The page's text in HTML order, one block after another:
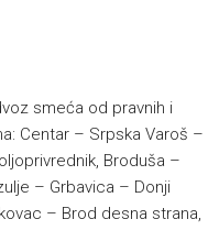
smeća od pravnih i
Centar – Srpska Varoš –
Broduša –
– Grbavica – Donji
– Brod desna strana,